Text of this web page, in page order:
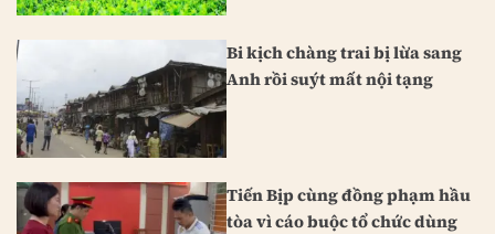
Bi kịch chàng trai bị lừa sang
Anh rồi suýt mất nội tạng
Tiến Bịp cùng đồng phạm hầu
tòa vì cáo buộc tổ chức dùng